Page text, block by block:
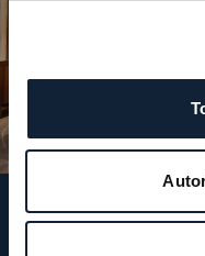
Suivez-nous